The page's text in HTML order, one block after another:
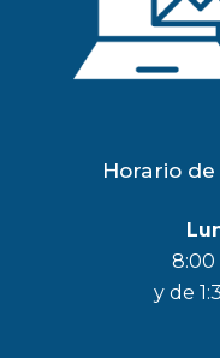
Horario
8:00
y de